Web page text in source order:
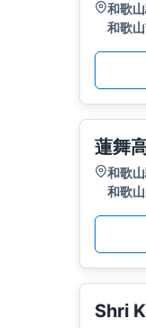
和歌
和歌
蓮舞
和歌
和歌
Shri